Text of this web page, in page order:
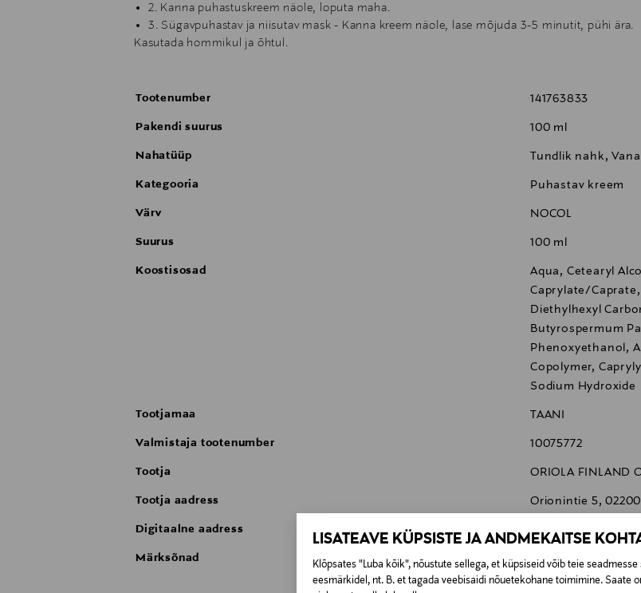
LISATEAVE KÜPSISTE JA ANDMEKAITSE
Klõpsates "Luba kõik", nõustute sellega, et küpsiseid võib teie seadmesse
eesmärkidel, nt. B. et tagada veebisaidi nõuetekohane toimimine. Saate
2. Kanna puhastuskreem näole, loputa maha.
3. Sügavpuhastav ja niisutav mask - Kanna kreem näole, lase mõjuda 3-5 minutit, pühi ära.
Kasutada hommikul ja õhtul.
Tootenumber 141763833
Pakendi suurus 100 ml
Nahatüüp Tundlik nahk,
Kategooria Puhastav kreem
Värv NOCOL
Suurus 100 ml
Koostisosad
Aqua, Cetearyl
Caprylate/
Diethylhexyl
Butyrospermum
Phenoxyethanol,
Copolymer,
Sodium Hydroxide
Tootjamaa TAANI
Valmistaja tootenumber 10075772
Tootja ORIOLA FINLAND
Tootja aadress Orionintie 5,
Digitaalne aadress info@oriola.com
Märksõnad Anti-age,